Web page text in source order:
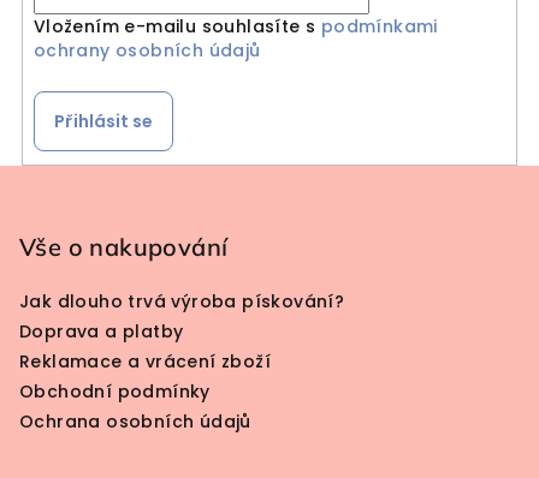
Vložením e-mailu souhlasíte s podmínkami
ochrany osobních údajů
Přihlásit se
Vše o nakupování
Jak dlouho trvá výroba pískování?
Doprava a platby
Reklamace a vrácení zboží
Obchodní podmínky
Ochrana osobních údajů